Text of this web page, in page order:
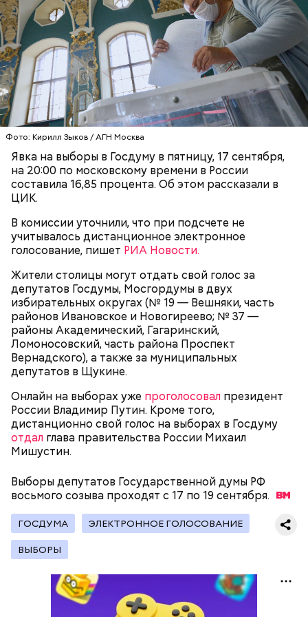
Фото: Кирилл Зыков / АГН Москва
Явка на выборы в Госдуму в пятницу, 17 сентября,
на 20:00 по московскому времени в России
составила 16,85 процента. Об этом рассказали в
ЦИК.
В комиссии уточнили, что при подсчете не
учитывалось дистанционное электронное
голосование, пишет РИА Новости.
Жители столицы могут отдать свой голос за
депутатов Госдумы, Мосгордумы в двух
избирательных округах (№ 19 — Вешняки, часть
районов Ивановское и Новогиреево; № 37 —
районы Академический, Гагаринский,
Ломоносовский, часть района Проспект
Вернадского), а также за муниципальных
депутатов в Щукине.
Онлайн на выборах уже проголосовал президент
России Владимир Путин. Кроме того,
дистанционно свой голос на выборах в Госдуму
отдал глава правительства России Михаил
Мишустин.
Выборы депутатов Государственной думы РФ
восьмого созыва проходят с 17 по 19 сентября.
ГОСДУМА ЭЛЕКТРОННОЕ ГОЛОСОВАНИЕ
ВЫБОРЫ
При встрече с шаровой молнией важно не
паниковать, подчеркнул Бычков:
нужно застыть на месте и не двигаться;
нельзя ни в коем случае махать руками;
не стоит пытаться «поймать» молнию или
потрогать, особенно металлическими
предметами.
— Может пробить заряд на человека. Нужно вести
себя очень осторожно, будто увидели дикого
зверя, затаиться, — добавил академик.
— Первые двое суток мы постоянно были на ногах.
Каждые два часа ездили делать замеры радиации.
Время от выезда до выезда — на отдых. Работа и
есть работа. Ее надо выполнять, — говорит он.
После получения предельно допустимой дозы
радиации Макеева вывели из 30-километровой
зоны отчуждения, где он до 3 мая проверял на
уровень радиационной зараженности
киевским «Динамо» и мадридским «Атлетико»,
который состоялся 3 мая в Киеве. Полк Макеева жил
в палатках в лесу около Варовичей, в 12 километрах
от Припяти. А солдатам очень хотелось увидеть
трансляцию матча. Макеев поехал к секретарю
партийной организации колхоза и попросил
одолжить телевизор.
покровителем путешествующих, а также
оберегает детей и подростков. Многие мамы
провожают своих чад на прогулку, прося святого
Множество людей совершают паломнические
поездки, чтобы поклониться мощам Святителя
Николая, которые находятся в Италии. 19 декабря
или летний. Этот день установлен в память об
обретении его мощей.